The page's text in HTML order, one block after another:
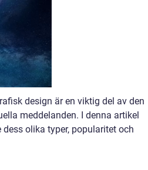
design är en viktig del av den
meddelanden. I denna artikel
olika typer, popularitet och